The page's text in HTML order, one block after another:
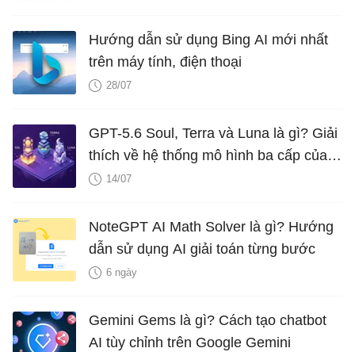
Hướng dẫn sử dụng Bing AI mới nhất
trên máy tính, điện thoại
28/07
GPT-5.6 Soul, Terra và Luna là gì? Giải
thích về hệ thống mô hình ba cấp của
OpenAI
14/07
NoteGPT AI Math Solver là gì? Hướng
dẫn sử dụng AI giải toán từng bước
6 ngày
Gemini Gems là gì? Cách tạo chatbot
AI tùy chỉnh trên Google Gemini